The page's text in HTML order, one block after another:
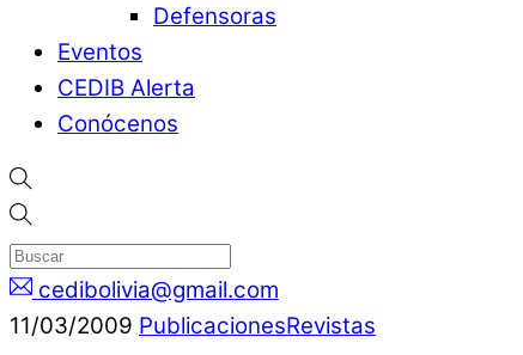
Defensoras
Eventos
CEDIB Alerta
Conócenos
cedibolivia@gmail.com
11/03/2009 PublicacionesRevistas